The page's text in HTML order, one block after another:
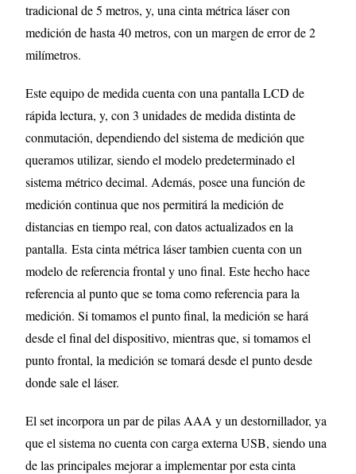
tradicional de 5 metros, y, una cinta métrica láser con
medición de hasta 40 metros, con un margen de error de 2
milímetros.
Este equipo de medida cuenta con una pantalla LCD de
rápida lectura, y, con 3 unidades de medida distinta de
conmutación, dependiendo del sistema de medición que
queramos utilizar, siendo el modelo predeterminado el
sistema métrico decimal. Además, posee una función de
medición continua que nos permitirá la medición de
distancias en tiempo real, con datos actualizados en la
pantalla. Esta cinta métrica láser tambien cuenta con un
modelo de referencia frontal y uno final. Este hecho hace
referencia al punto que se toma como referencia para la
medición. Si tomamos el punto final, la medición se hará
desde el final del dispositivo, mientras que, si tomamos el
punto frontal, la medición se tomará desde el punto desde
donde sale el láser.
El set incorpora un par de pilas AAA y un destornillador, ya
que el sistema no cuenta con carga externa USB, siendo una
de las principales mejorar a implementar por esta cinta